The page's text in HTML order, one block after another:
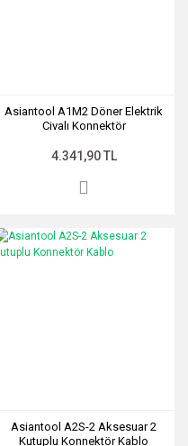
Asiantool A1M2 Döner Elektrik
Civalı Konnektör
4.341,90 TL
Asiantool A2S-2 Aksesuar 2
Kutuplu Konnektör Kablo